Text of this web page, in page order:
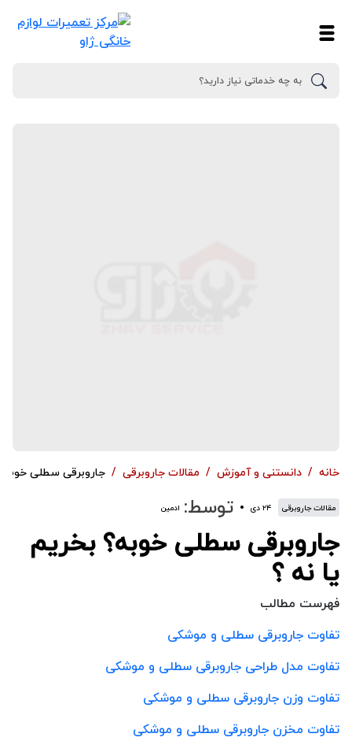
خانه دانستنی و آموزش مقالات جاروبرقی جاروبرقی سطلی
مقالات جاروبرقی ۲۴ دی توسط: ادمین
جاروبرقی سطلی خوبه؟ بخریم
یا نه ؟
فهرست مطالب
تفاوت جاروبرقی سطلی و موشکی
تفاوت مدل طراحی جاروبرقی سطلی و موشکی
تفاوت وزن جاروبرقی سطلی و موشکی
تفاوت مخزن جاروبرقی سطلی و موشکی